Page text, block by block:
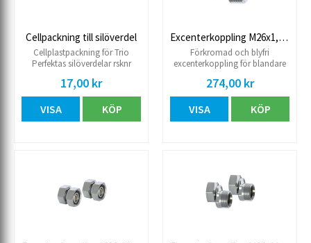
Cellpackning till silöverdel
Cellplastpackning för Trio
Perfektas silöverdelar rsknr
8573591. Inre Ø 41 mm och yttre
Ø 62mm.
17,00 kr
VISA KÖP
Excenterkoppling M26x1,5utv x G20utv, 2-pack
Förkromad och blyfri
excenterkoppling för blandare
excenter max 5mm.
274,00 kr
VISA KÖP